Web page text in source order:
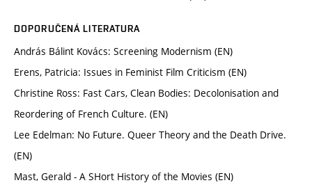
DOPORUČENÁ LITERATURA
András Bálint Kovács: Screening Modernism (EN)
Erens, Patricia: Issues in Feminist Film Criticism (EN)
Christine Ross: Fast Cars, Clean Bodies: Decolonisation and
Reordering of French Culture. (EN)
Lee Edelman: No Future. Queer Theory and the Death Drive.
(EN)
Mast, Gerald - A SHort History of the Movies (EN)